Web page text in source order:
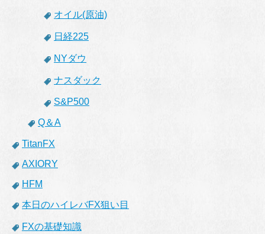
オイル(原油)
日経225
NYダウ
ナスダック
S&P500
Q＆A
TitanFX
AXIORY
HFM
本日のハイレバFX狙い目
FXの基礎知識